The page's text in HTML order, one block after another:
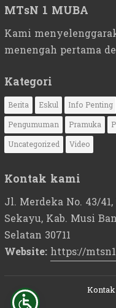
MTsN 1 MUBA
Kami
menengah pertama
Kategori
Berita Eskul Info Penting
Pengumuman
Pramuka
Uncategorized
Video
Kontak kami
Jl. Merdeka No. 43/
Sekayu, Kab. Musi
Selatan 30711
Website: https://
Kontak